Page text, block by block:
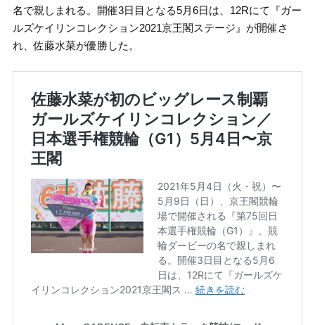
名で親しまれる。開催3日目となる5月6日は、12Rにて『ガー
ルズケイリンコレクション2021京王閣ステージ』が開催さ
れ、佐藤水菜が優勝した。